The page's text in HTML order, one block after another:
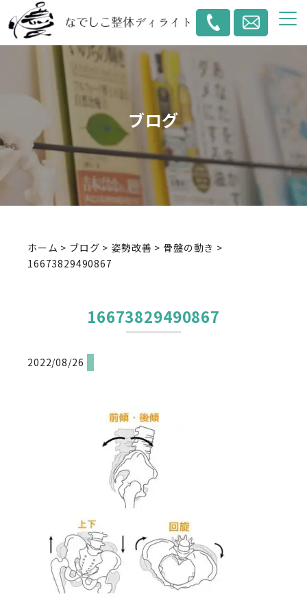
ブログ
ホーム > ブログ > 姿勢改善 > 骨盤の動き >
16673829490867
16673829490867
2022/08/26